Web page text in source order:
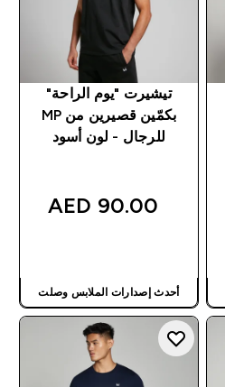
تيشيرت "يوم الراحة"
بكمّين قصيرين من MP
للرجال - لون أسود
90.00 AED‎
أحدث إصدارات الملابس وصلت